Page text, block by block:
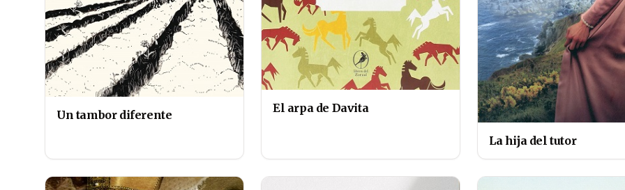
Un tambor diferente El arpa de Davita
La hija del tutor